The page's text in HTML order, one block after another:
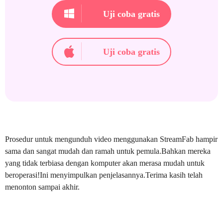
Uji coba gratis
Uji coba gratis
Prosedur untuk mengunduh video menggunakan StreamFab hampir
sama dan sangat mudah dan ramah untuk pemula.Bahkan mereka
yang tidak terbiasa dengan komputer akan merasa mudah untuk
beroperasi!Ini menyimpulkan penjelasannya.Terima kasih telah
menonton sampai akhir.